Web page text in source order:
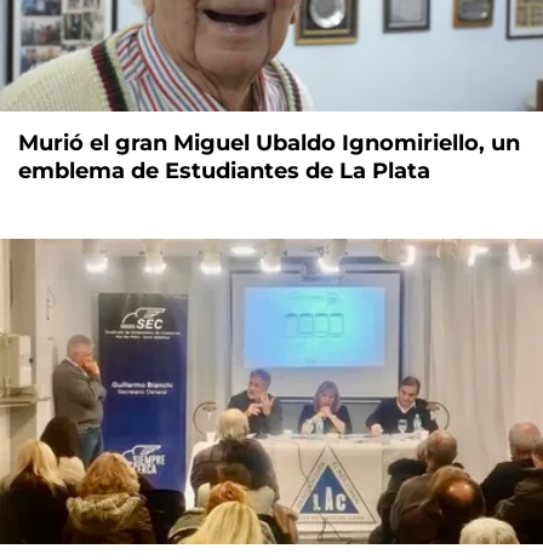
Murió el gran Miguel Ubaldo Ignomiriello, un
emblema de Estudiantes de La Plata